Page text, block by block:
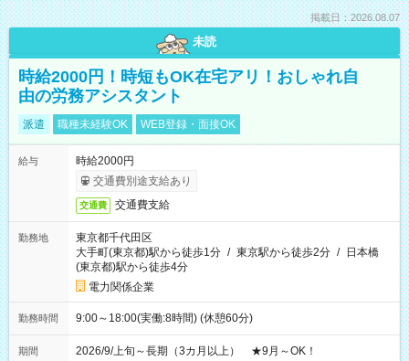
掲載日：2026.08.07
未読
時給2000円！時短もOK在宅アリ！おしゃれ自
由の労務アシスタント
派遣 職種未経験OK WEB登録・面接OK
給与
時給2000円
交通費別途支給あり
交通費 交通費支給
勤務地
東京都千代田区
大手町(東京都)駅から徒歩1分 / 東京駅から徒歩2分 / 日本橋
(東京都)駅から徒歩4分
電力関係企業
勤務時間 9:00～18:00(実働:8時間) (休憩60分)
期間 2026/9/上旬～長期（3カ月以上） ★9月～OK！